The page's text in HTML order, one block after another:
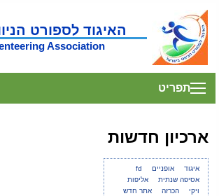
האיגוד לספורט
Association
תפריט
ארכיון חדשות
fd אופניים
איגוד
אליפות
אסיפה שנתית
אתר חדש
הכרזה
ויקי